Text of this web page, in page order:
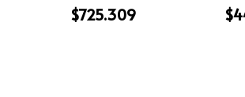
$725.309 $